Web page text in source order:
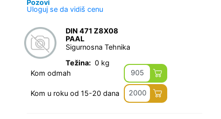
Pozovi
Uloguj se da vidiš cenu
DIN 471 Z8X08
PAAL
Sigurnosna Tehnika
Težina: 0 kg
Kom odmah
905
Kom u roku od 15-20 dana 2000